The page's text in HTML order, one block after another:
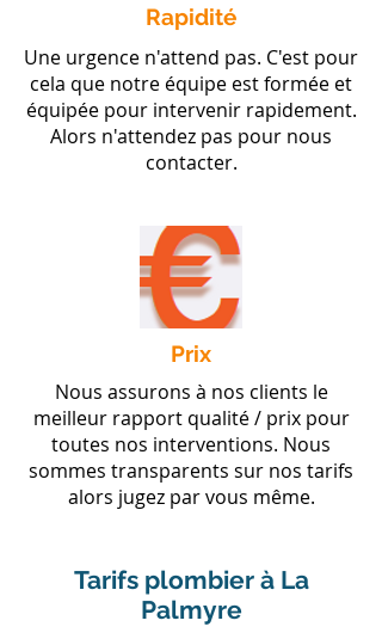
Rapidité
Une urgence n'attend pas. C'est pour
cela que notre équipe est formée et
équipée pour intervenir rapidement.
Alors n'attendez pas pour nous
contacter.
Prix
Nous assurons à nos clients le
meilleur rapport qualité / prix pour
toutes nos interventions. Nous
sommes transparents sur nos tarifs
alors jugez par vous même.
Tarifs plombier à La
Palmyre